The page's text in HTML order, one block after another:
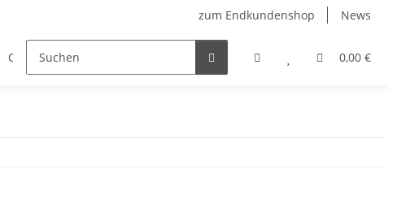
zum Endkundenshop News
0,00 €
Oktoberfest FFP2-Masken